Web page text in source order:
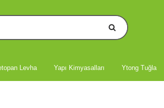
Levha Yapı Kimyasalları Ytong Tuğla